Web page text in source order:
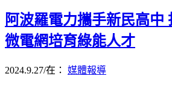
阿波羅電力攜手新民高中
微電網培育綠能人才
2024.9.27/在： 媒體報導